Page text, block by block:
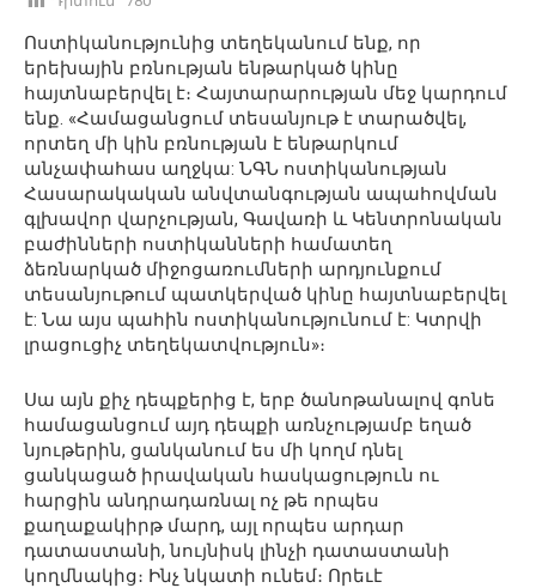
Ոստիկանությունից տեղեկանում ենք, որ
երեխային բռնության ենթարկած կինը
հայտնաբերվել է։ Հայտարարության մեջ կարդում
ենք․ «Համացանցում տեսանյութ է տարածվել,
որտեղ մի կին բռնության է ենթարկում
անչափահաս աղջկա: ՆԳՆ ոստիկանության
Հասարակական անվտանգության ապահովման
գլխավոր վարչության, Գավառի և Կենտրոնական
բաժինների ոստիկանների համատեղ
ձեռնարկած միջոցառումների արդյունքում
տեսանյութում պատկերված կինը հայտնաբերվել
է: Նա այս պահին ոստիկանությունում է: Կտրվի
լրացուցիչ տեղեկատվություն»։
Սա այն քիչ դեպքերից է, երբ ծանոթանալով գոնե
համացանցում այդ դեպքի առնչությամբ եղած
նյութերին, ցանկանում ես մի կողմ դնել
ցանկացած իրավական հասկացություն ու
հարցին անդրադառնալ ոչ թե որպես
քաղաքակիրթ մարդ, այլ որպես արդար
դատաստանի, նույնիսկ լինչի դատաստանի
կողմնակից։ Ինչ նկատի ունեմ։ Որեւէ